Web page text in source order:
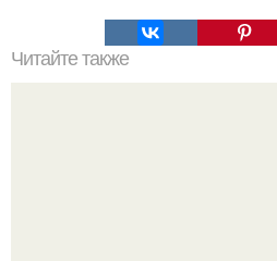
Читайте также